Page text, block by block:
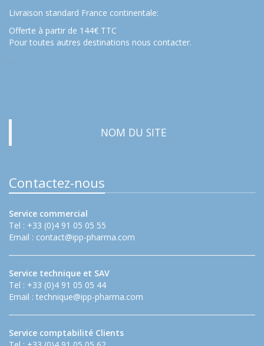
Livraison standard France continentale:
Offerte à partir de 144€ TTC
Pour toutes autres destinations nous contacter.
…
NOM DU SITE
Contactez-nous
Service commercial
Tel : +33 (0)4 91 05 05 55
Email : contact@ipp-pharma.com
Service technique et SAV
Tel : +33 (0)4 91 05 05 44
Email : technique@ipp-pharma.com
Service comptabilité Clients